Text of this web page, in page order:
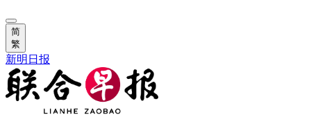
简
繁
新明日报